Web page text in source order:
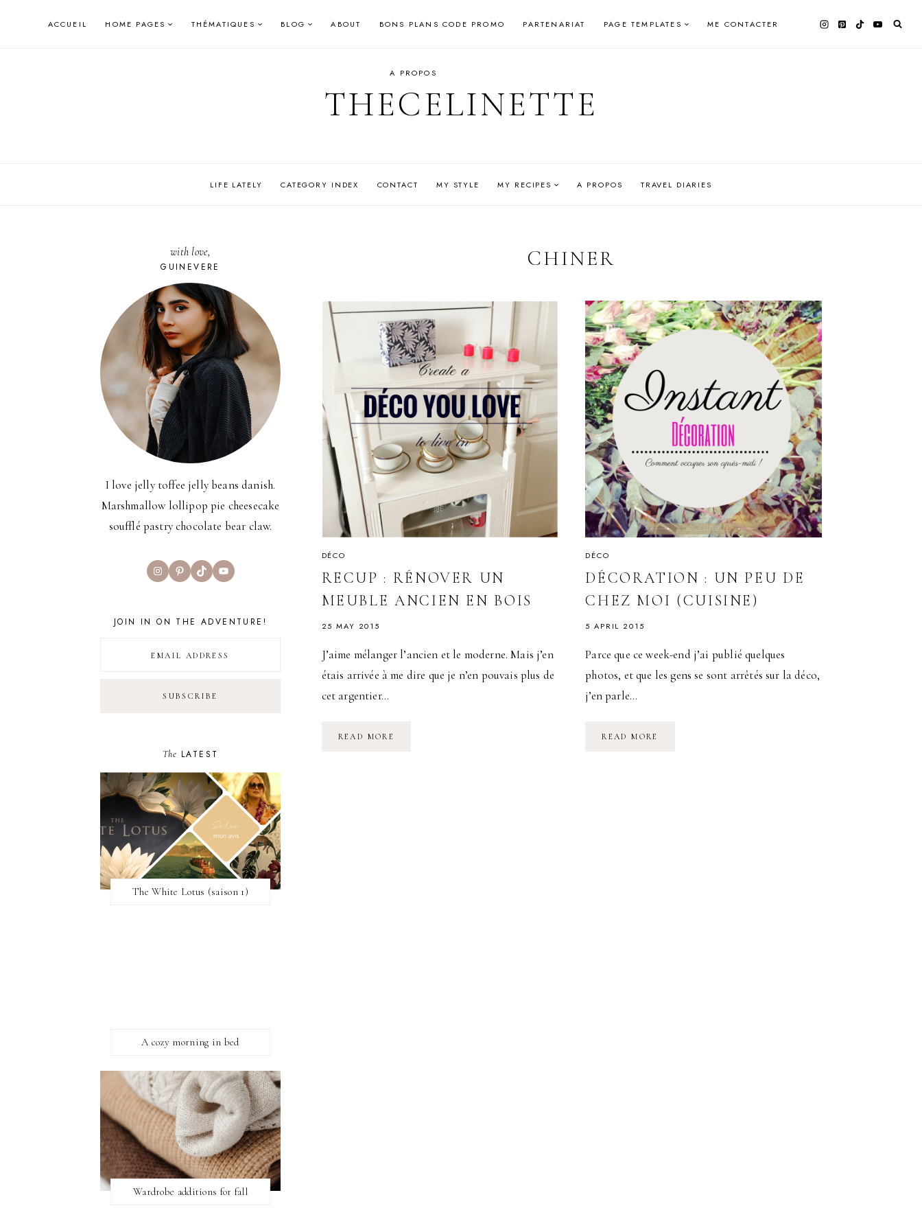
ACCUEIL HOME PAGES THÉMATIQUES BLOG ABOUT BONS PLANS CODE PROMO PARTENARIAT PAGE TEMPLATES ME CONTACTER
A PROPOS
THECELINETTE
LIFE LATELY CATEGORY INDEX CONTACT MY STYLE MY RECIPES A PROPOS TRAVEL DIARIES
CHINER
DÉCO
RECUP : RÉNOVER UN
MEUBLE ANCIEN EN BOIS
25 MAY 2015
J’aime mélanger l’ancien et le moderne. Mais j’en
étais arrivée à me dire que je n’en pouvais plus de
cet argentier…
READ MORE
DÉCO
DÉCORATION : UN PEU DE
CHEZ MOI (CUISINE)
5 APRIL 2015
Parce que ce week-end j’ai publié quelques
photos, et que les gens se sont arrêtés sur la déco,
j’en parle…
READ MORE
with love,
GUINEVERE
I love jelly toffee jelly beans danish.
Marshmallow lollipop pie cheesecake
soufflé pastry chocolate bear claw.
InstagramPinterest
TikTokYouTube
JOIN IN ON THE ADVENTURE!
The LATEST
The White Lotus (saison 1)
A cozy morning in bed
Wardrobe additions for fall